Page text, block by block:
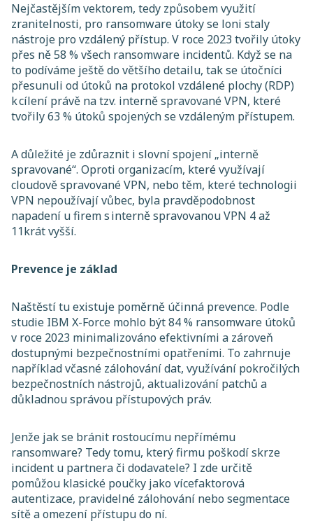
Nejčastějším vektorem, tedy způsobem využití
zranitelnosti, pro ransomware útoky se loni staly
nástroje pro vzdálený přístup. V roce 2023 tvořily útoky
přes ně 58 % všech ransomware incidentů. Když se na
to podíváme ještě do většího detailu, tak se útočníci
přesunuli od útoků na protokol vzdálené plochy (RDP)
k cílení právě na tzv. interně spravované VPN, které
tvořily 63 % útoků spojených se vzdáleným přístupem.
A důležité je zdůraznit i slovní spojení „interně
spravované“. Oproti organizacím, které využívají
cloudově spravované VPN, nebo těm, které technologii
VPN nepoužívají vůbec, byla pravděpodobnost
napadení u firem s interně spravovanou VPN 4 až
11krát vyšší.
Prevence je základ
Naštěstí tu existuje poměrně účinná prevence. Podle
studie IBM X-Force mohlo být 84 % ransomware útoků
v roce 2023 minimalizováno efektivními a zároveň
dostupnými bezpečnostními opatřeními. To zahrnuje
například včasné zálohování dat, využívání pokročilých
bezpečnostních nástrojů, aktualizování patchů a
důkladnou správou přístupových práv.
Jenže jak se bránit rostoucímu nepřímému
ransomware? Tedy tomu, který firmu poškodí skrze
incident u partnera či dodavatele? I zde určitě
pomůžou klasické poučky jako vícefaktorová
autentizace, pravidelné zálohování nebo segmentace
sítě a omezení přístupu do ní.